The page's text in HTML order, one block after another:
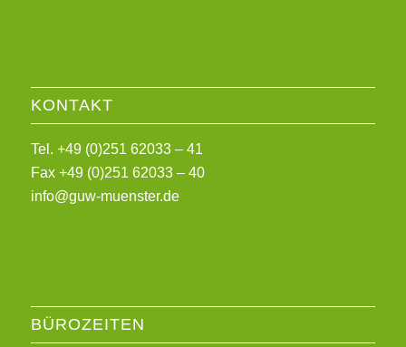
KONTAKT
Tel. +49 (0)251 62033 – 41
Fax +49 (0)251 62033 – 40
info@guw-muenster.de
BÜROZEITEN